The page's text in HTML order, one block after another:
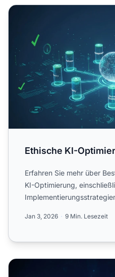
Ethische KI-Optimierung:
Ethische KI-
Erfahren Sie mehr über
KI-Optimierung,
Jan 3, 2026 9 Min. Lesezeit
Die langfristige Vision für